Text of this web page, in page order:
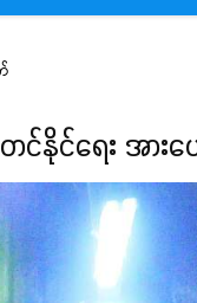
င်နိုင်ရေး အား